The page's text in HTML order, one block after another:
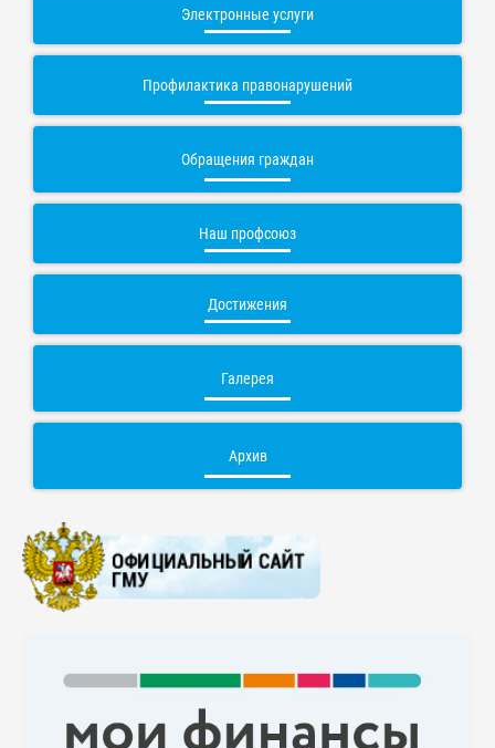
Электронные услуги
Профилактика правонарушений
Обращения граждан
Наш профсоюз
Достижения
Галерея
Архив